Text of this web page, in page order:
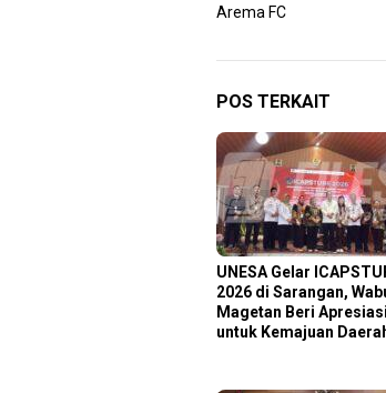
Arema FC
POS TERKAIT
‎UNESA Gelar
2026 di Sarangan,
Magetan Beri
untuk Kemajuan